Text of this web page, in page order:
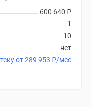
600 640 ₽
1
10
нет
В ипотеку от 289 953 ₽/мес